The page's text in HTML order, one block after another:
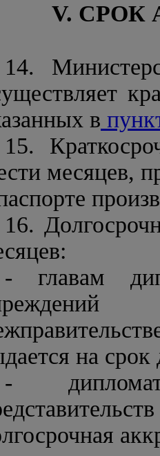
V.
14.
в
15.
месяцев,
16.
- главам
на срок
-